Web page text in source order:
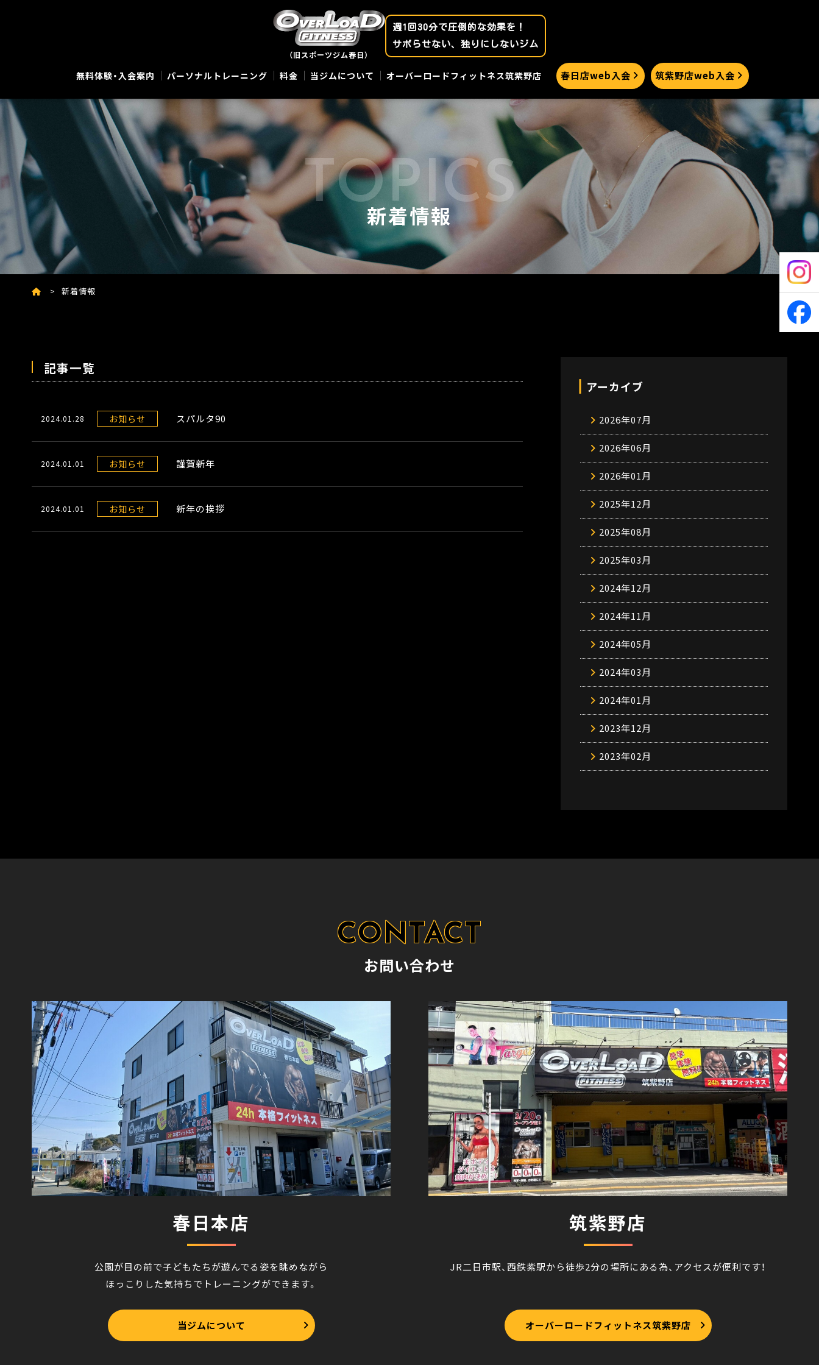
（旧スポーツジム春日）
週1回30分で圧倒的な効果を！
サボらせない、独りにしないジム
無料体験・入会案内 パーソナルトレーニング 料金 当ジムについて オーバーロードフィットネス筑紫野店 春日店web入会 筑紫野店web入会
新着情報
新着情報
記事一覧
2024.01.28 お知らせ スパルタ90
2024.01.01 お知らせ 謹賀新年
2024.01.01 お知らせ 新年の挨拶
アーカイブ
2026年07月
2026年06月
2026年01月
2025年12月
2025年08月
2025年03月
2024年12月
2024年11月
2024年05月
2024年03月
2024年01月
2023年12月
2023年02月
お問い合わせ
春日本店
公園が目の前で子どもたちが遊んでる姿を眺めながら
ほっこりした気持ちでトレーニングができます。
当ジムについて
筑紫野店
JR二日市駅、西鉄紫駅から徒歩2分の場所にある為、アクセスが便利です！
オーバーロードフィットネス筑紫野店